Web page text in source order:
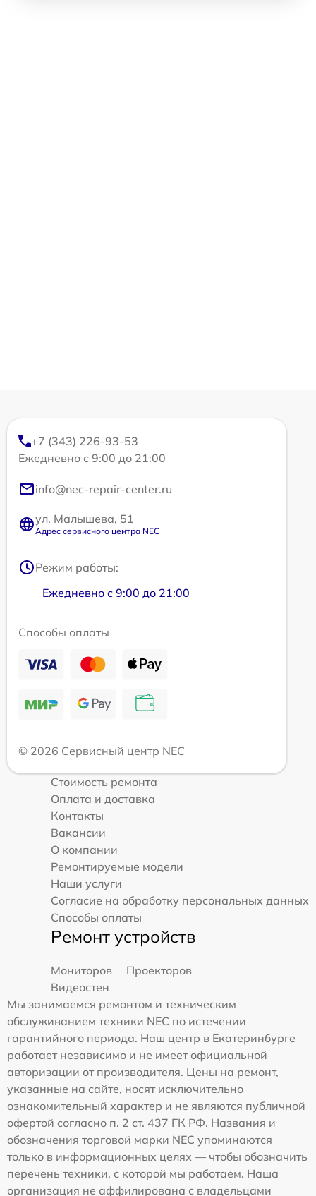
+7 (343) 226-93-53
Ежедневно с 9:00 до 21:00
info@nec-repair-center.ru
ул. Малышева, 51
Адрес сервисного центра NEC
Режим работы:
Ежедневно с 9:00 до 21:00
Способы оплаты
© 2026 Сервисный центр NEC
Стоимость ремонта
Оплата и доставка
Контакты
Вакансии
О компании
Ремонтируемые модели
Наши услуги
Согласие на обработку персональных данных
Способы оплаты
Ремонт устройств
Мониторов
Проекторов
Видеостен
Мы занимаемся ремонтом и техническим
обслуживанием техники NEC по истечении
гарантийного периода. Наш центр в Екатеринбурге
работает независимо и не имеет официальной
авторизации от производителя. Цены на ремонт,
указанные на сайте, носят исключительно
ознакомительный характер и не являются публичной
офертой согласно п. 2 ст. 437 ГК РФ. Названия и
обозначения торговой марки NEC упоминаются
только в информационных целях — чтобы обозначить
перечень техники, с которой мы работаем. Наша
организация не аффилирована с владельцами